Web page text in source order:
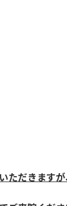
ただきます